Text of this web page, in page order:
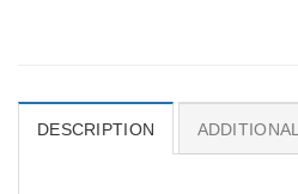
DESCRIPTION